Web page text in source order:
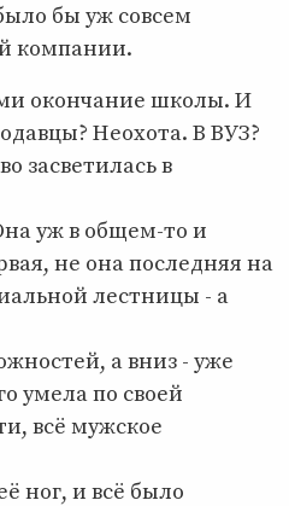
бы уж совсем
компании.
окончание школы. И
Неохота. В ВУЗ?
засветилась в
уж в общем-то и
не она последняя на
лестницы - а
а вниз - уже
умела по своей
всё мужское
ног, и всё было